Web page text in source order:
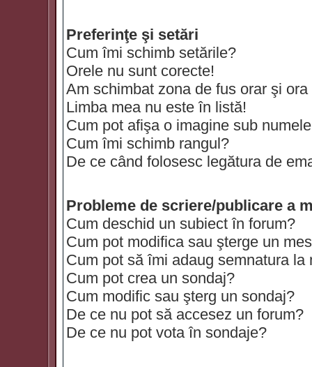
Preferinţe şi setări
Cum îmi schimb setările?
Orele nu sunt corecte!
Am schimbat zona de fus orar şi
Limba mea nu este în listă!
Cum pot afişa o imagine sub
Cum îmi schimb rangul?
De ce când folosesc legătura de
Probleme de scriere/publicare a
Cum deschid un subiect în forum?
Cum pot modifica sau şterge un
Cum pot să îmi adaug semnatura la
Cum pot crea un sondaj?
Cum modific sau şterg un sondaj?
De ce nu pot să accesez un forum?
De ce nu pot vota în sondaje?